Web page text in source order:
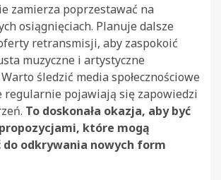
zamierza poprzestawać na
osiągnięciach. Planuje dalsze
retransmisji, aby zaspokoić
muzyczne i artystyczne
śledzić media społecznościowe
regularnie pojawiają się zapowiedzi
To doskonała okazja, aby być
które mogą
do odkrywania nowych form